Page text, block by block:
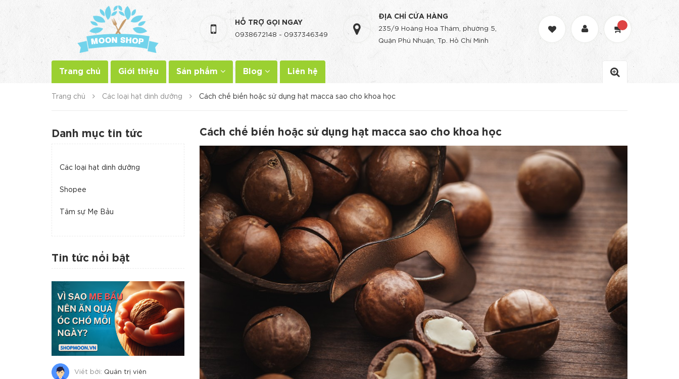
HỖ TRỢ GỌI NGAY
0938672148 - 0937346349
ĐỊA CHỈ CỬA HÀNG
235/9 Hoàng Hoa Thám, phường 5,
Quận Phú Nhuận, Tp. Hồ Chí Minh
Trang chủ Giới thiệu Sản phẩm Blog Liên hệ
Trang chủ Các loại hạt dinh dưỡng Cách chế biến hoặc sử dụng hạt macca sao cho khoa học
Cách chế biến hoặc sử dụng hạt macca sao cho khoa học
Danh mục tin tức
Các loại hạt dinh dưỡng
Shopee
Tâm sự Mẹ Bầu
Tin tức nổi bật
Viết bởi: Quản trị viên